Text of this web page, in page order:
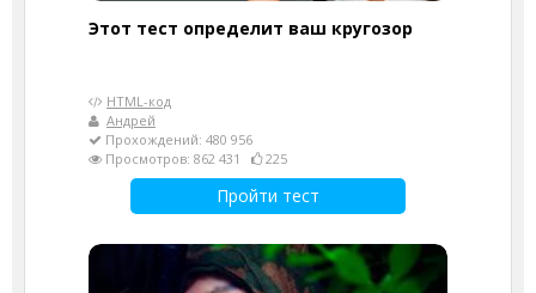
Этот тест определит ваш кругозор
HTML-код
Андрей
Прохождений: 480 956
Просмотров: 862 431
225
Пройти тест